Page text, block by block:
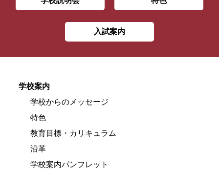
入試案内
学校案内
学校からのメッセージ
特色
教育目標・カリキュラム
沿革
学校案内パンフレット